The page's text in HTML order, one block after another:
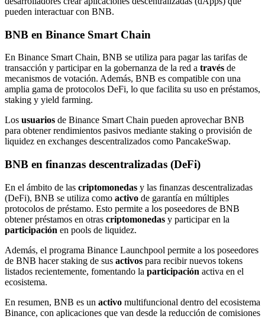
pueden interactuar con BNB.
BNB en Binance Smart Chain
En Binance Smart Chain, BNB se utiliza para pagar las tarifas de
transacción y participar en la gobernanza de la red a través de
mecanismos de votación. Además, BNB es compatible con una
amplia gama de protocolos DeFi, lo que facilita su uso en préstamos,
staking y yield farming.
Los usuarios de Binance Smart Chain pueden aprovechar BNB
para obtener rendimientos pasivos mediante staking o provisión de
liquidez en exchanges descentralizados como PancakeSwap.
BNB en finanzas descentralizadas (DeFi)
En el ámbito de las criptomonedas y las finanzas descentralizadas
(DeFi), BNB se utiliza como activo de garantía en múltiples
protocolos de préstamo. Esto permite a los poseedores de BNB
obtener préstamos en otras criptomonedas y participar en la
participación en pools de liquidez.
Además, el programa Binance Launchpool permite a los poseedores
de BNB hacer staking de sus activos para recibir nuevos tokens
listados recientemente, fomentando la participación activa en el
ecosistema.
En resumen, BNB es un activo multifuncional dentro del ecosistema
Binance, con aplicaciones que van desde la reducción de comisiones